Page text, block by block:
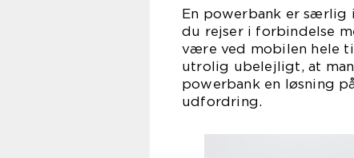
En powerbank er særlig
du rejser i forbindelse
være ved mobilen hele
utrolig ubelejligt, at
powerbank en løsning